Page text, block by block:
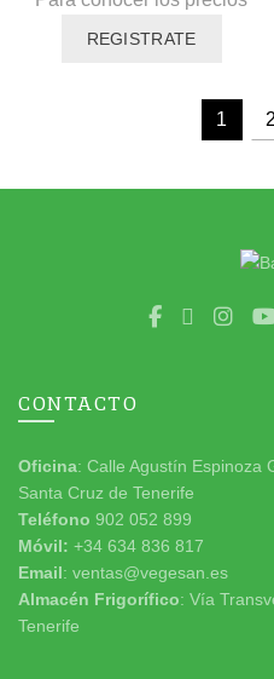
REGISTRATE
1 2
CONTACTO
Oficina: Calle Agustín Espinoza
Santa Cruz de Tenerife
Teléfono 902 052 899
Móvil: +34 634 836 817
Email: ventas@vegesan.es
Almacén Frigorífico: Vía
Tenerife